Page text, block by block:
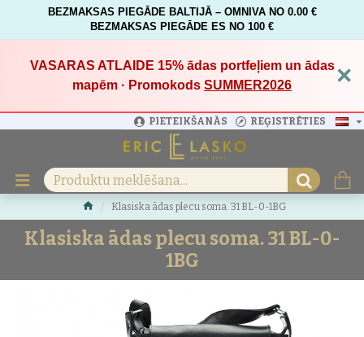
BEZMAKSAS PIEGĀDE BALTIJĀ – OMNIVA NO 0.00 €
BEZMAKSAS PIEGĀDE ES NO 100 €
VASARAS ATLAIDE 15%ādas portfeļiem un ādas
mapēm · Promokods SUMMER2026 ×
PIETEIKŠANĀS REĢISTRĒTIES
Klasiska ādas plecu soma. 31 BL-0-1BG
Klasiska ādas plecu soma. 31 BL-0-
1BG